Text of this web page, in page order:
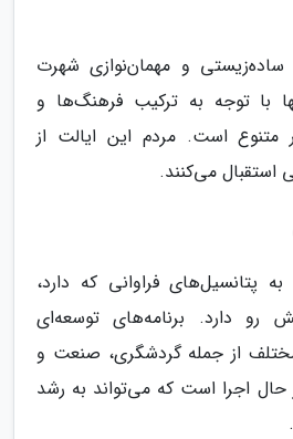
ساده‌زیستی و مهمان‌نوازی شهرت
با توجه به ترکیب فرهنگ‌ها و
است. مردم این ایالت از
استقبال می‌کنند.
پتانسیل‌های فراوانی که دارد،
رو دارد. برنامه‌های توسعه‌ای
از جمله گردشگری، صنعت و
حال اجرا است که می‌تواند به رشد